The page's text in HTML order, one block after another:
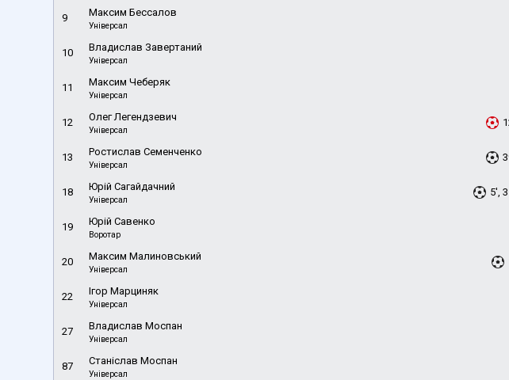
9 Максим Бессалов
Універсал
10 Владислав Завертаний
Універсал
11 Максим Чеберяк
Універсал
12 Олег Легендзевич
Універсал
13 Ростислав Семенченко
Універсал
18 Юрій Сагайдачний
Універсал
5',
19 Юрій Савенко
Воротар
20 Максим Малиновський
Універсал
22 Ігор Марциняк
Універсал
27 Владислав Моспан
Універсал
87 Станіслав Моспан
Універсал